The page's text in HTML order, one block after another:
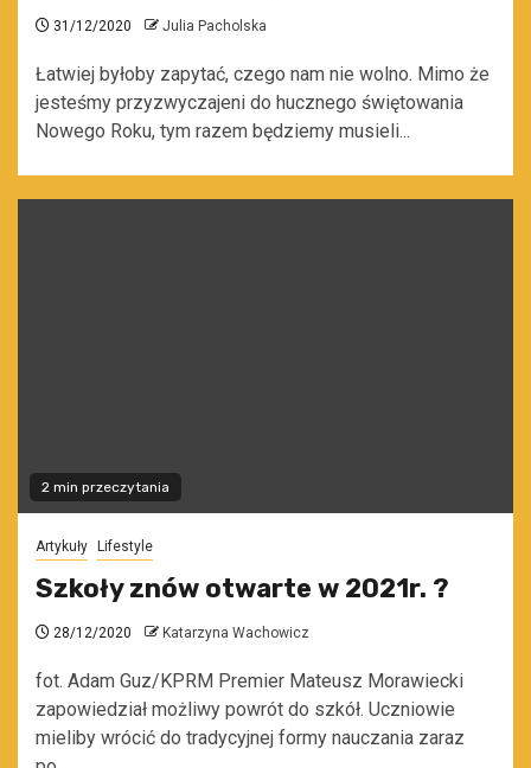
31/12/2020 Julia Pacholska
Łatwiej byłoby zapytać, czego nam nie wolno. Mimo że
jesteśmy przyzwyczajeni do hucznego świętowania
Nowego Roku, tym razem będziemy musieli...
2 min przeczytania
Artykuły Lifestyle
Szkoły znów otwarte w 2021r. ?
28/12/2020 Katarzyna Wachowicz
fot. Adam Guz/KPRM Premier Mateusz Morawiecki
zapowiedział możliwy powrót do szkół. Uczniowie
mieliby wrócić do tradycyjnej formy nauczania zaraz